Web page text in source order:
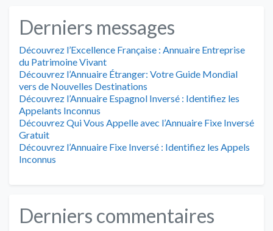
Derniers messages
Découvrez l’Excellence Française : Annuaire Entreprise
du Patrimoine Vivant
Découvrez l’Annuaire Étranger: Votre Guide Mondial
vers de Nouvelles Destinations
Découvrez l’Annuaire Espagnol Inversé : Identifiez les
Appelants Inconnus
Découvrez Qui Vous Appelle avec l’Annuaire Fixe Inversé
Gratuit
Découvrez l’Annuaire Fixe Inversé : Identifiez les Appels
Inconnus
Derniers commentaires